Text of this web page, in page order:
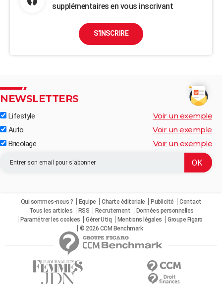
supplémentaires en vous inscrivant
S'INSCRIRE
NEWSLETTERS
Lifestyle Voir un exemple
Auto Voir un exemple
Bricolage Voir un exemple
Qui sommes-nous ? Equipe Charte éditoriale Publicité
Contact
Tous les articles
RSS Recrutement
Données personnelles
Paramétrer les cookies
Gérer Utiq Mentions légales
Groupe Figaro
© 2026 CCM Benchmark